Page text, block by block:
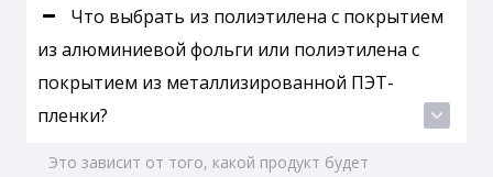
Что выбрать из полиэтилена с покрытием
из алюминиевой фольги или полиэтилена с
покрытием из металлизированной ПЭТ-
пленки?
Это зависит от того, какой продукт будет